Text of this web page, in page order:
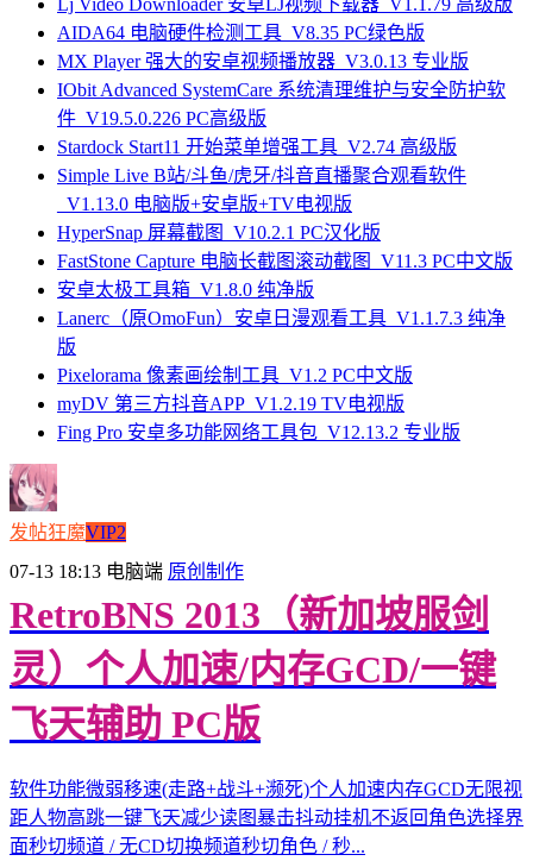
AIDA64 电脑硬件检测工具_V8.35 PC绿色版
MX Player 强大的安卓视频播放器_V3.0.13 专业版
IObit Advanced SystemCare 系统清理维护与安全防护软
件_V19.5.0.226 PC高级版
Stardock Start11 开始菜单增强工具_V2.74 高级版
Simple Live B站/斗鱼/虎牙/抖音直播聚合观看软件
_V1.13.0 电脑版+安卓版+TV电视版
HyperSnap 屏幕截图_V10.2.1 PC汉化版
FastStone Capture 电脑长截图滚动截图_V11.3 PC中文版
安卓太极工具箱_V1.8.0 纯净版
Lanerc（原OmoFun）安卓日漫观看工具_V1.1.7.3 纯净
版
Pixelorama 像素画绘制工具_V1.2 PC中文版
myDV 第三方抖音APP_V1.2.19 TV电视版
Fing Pro 安卓多功能网络工具包_V12.13.2 专业版
发帖狂魔VIP2
07-13 18:13 电脑端 原创制作
RetroBNS 2013（新加坡服剑
灵）个人加速/内存GCD/一键
飞天辅助 PC版
软件功能微弱移速(走路+战斗+濒死)个人加速内存GCD无限视
距人物高跳一键飞天减少读图暴击抖动挂机不返回角色选择界
面秒切频道 / 无CD切换频道秒切角色 / 秒...